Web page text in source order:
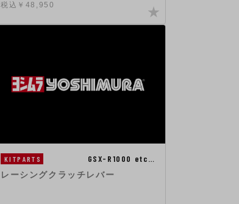
税込￥48,950
KITPARTS GSX-R1000 etc…
レーシングクラッチレバー